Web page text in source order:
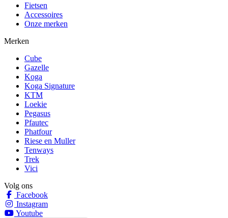
Fietsen
Accessoires
Onze merken
Merken
Cube
Gazelle
Koga
Koga Signature
KTM
Loekie
Pegasus
Pfautec
Phatfour
Riese en Muller
Tenways
Trek
Vici
Volg ons
Facebook
Instagram
Youtube